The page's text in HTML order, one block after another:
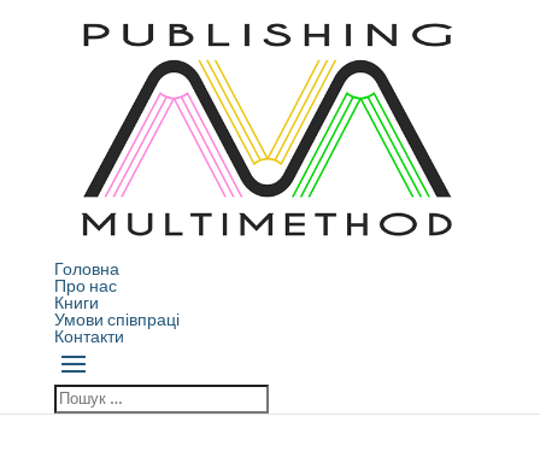
Головна
Про нас
Книги
Умови співпраці
Контакти